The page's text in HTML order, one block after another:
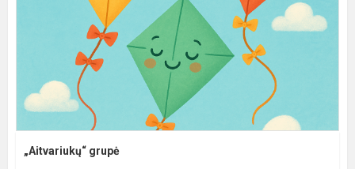
„Aitvariukų“ grupė